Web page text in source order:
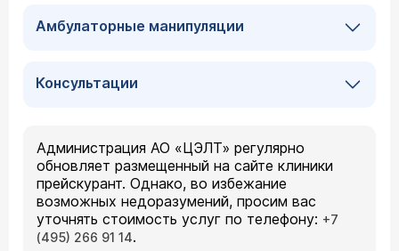
Амбулаторные манипуляции
Консультации
Администрация АО «ЦЭЛТ» регулярно
обновляет размещенный на сайте клиники
прейскурант. Однако, во избежание
возможных недоразумений, просим вас
уточнять стоимость услуг по телефону: +7
(495) 266 91 14.